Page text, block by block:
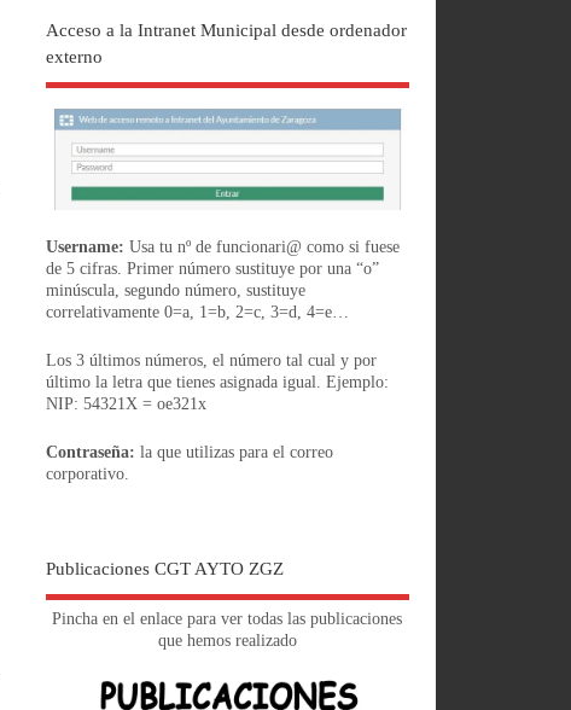
Acceso a la Intranet Municipal desde ordenador
externo
Username: Usa tu nº de funcionari@ como si fuese
de 5 cifras. Primer número sustituye por una “o”
minúscula, segundo número, sustituye
correlativamente 0=a, 1=b, 2=c, 3=d, 4=e…
Los 3 últimos números, el número tal cual y por
último la letra que tienes asignada igual. Ejemplo:
NIP: 54321X = oe321x
Contraseña: la que utilizas para el correo
corporativo.
Publicaciones CGT AYTO ZGZ
Pincha en el enlace para ver todas las publicaciones
que hemos realizado